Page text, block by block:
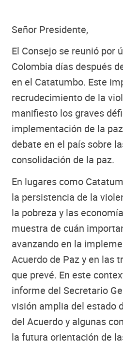
Señor Presidente,
El Consejo se reunió por
Colombia días después
en el Catatumbo. Este
recrudecimiento de la
manifiesto los graves
implementación de la
debate en el país sobre
consolidación de la paz.
En lugares como
la persistencia de la
la pobreza y las
muestra de cuán
avanzando en la
Acuerdo de Paz y en las
que prevé. En este
informe del Secretario
visión amplia del estado
del Acuerdo y algunas
la futura orientación de